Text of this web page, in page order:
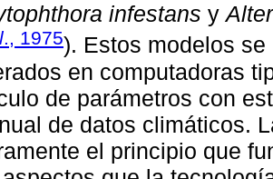
infestans y
., 1975). Estos modelos
en computadoras
de parámetros con
de datos climáticos.
el principio que